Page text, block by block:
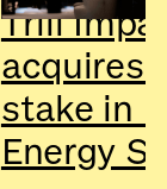
Trill
acquires
stake in
Energy